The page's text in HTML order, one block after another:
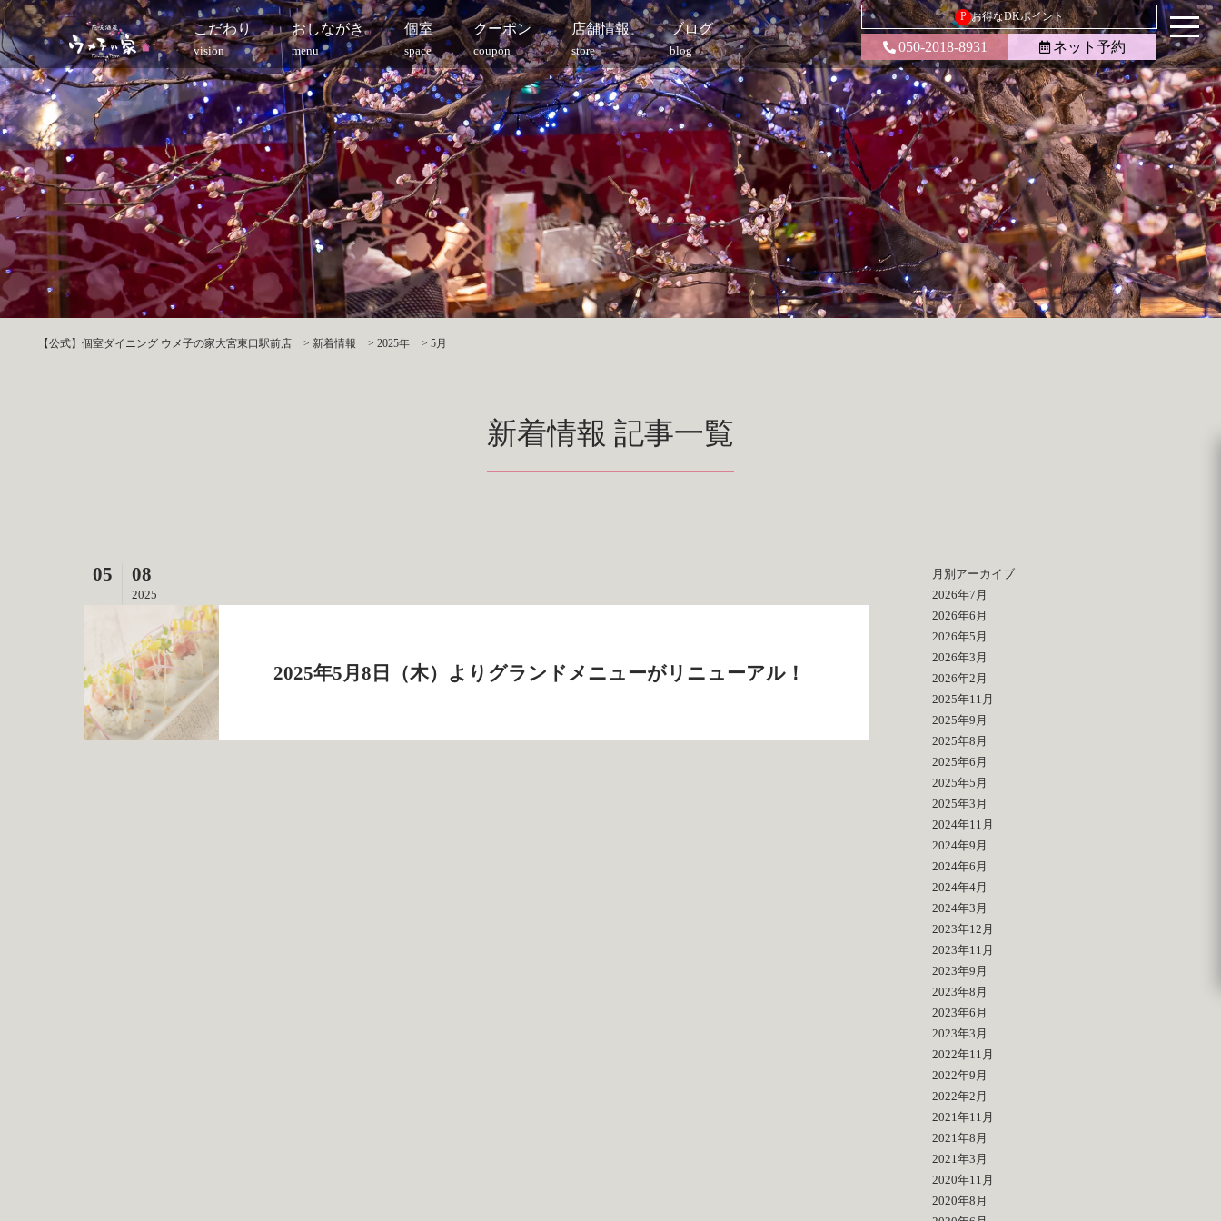
こだわり
vision
おしながき
menu
個室
space
クーポン
coupon
店舗情報
store
ブログ
blog
P お得なDKポイント
050-2018-8931 ネット予約
【公式】個室ダイニング ウメ子の家大宮東口駅前店 > 新着情報 > 2025年 > 5月
新着情報 記事一覧
05 08
2025
2025年5月8日（木）よりグランドメニューがリニューアル！
月別アーカイブ
2026年7月
2026年6月
2026年5月
2026年3月
2026年2月
2025年11月
2025年9月
2025年8月
2025年6月
2025年5月
2025年3月
2024年11月
2024年9月
2024年6月
2024年4月
2024年3月
2023年12月
2023年11月
2023年9月
2023年8月
2023年6月
2023年3月
2022年11月
2022年9月
2022年2月
2021年11月
2021年8月
2021年3月
2020年11月
2020年8月